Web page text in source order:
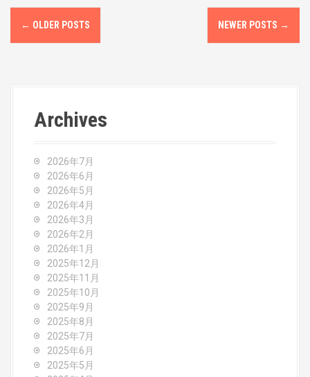
P
o
← OLDER POSTS NEWER POSTS →
Archives
2026年7月
2026年6月
2026年5月
2026年4月
2026年3月
2026年2月
2026年1月
2025年12月
2025年11月
2025年10月
2025年9月
2025年8月
2025年7月
2025年6月
2025年5月